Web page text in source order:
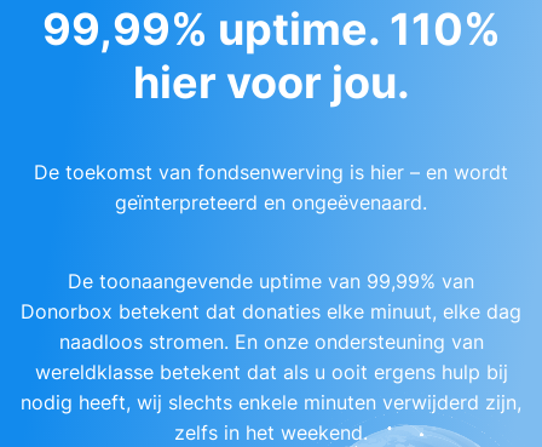
99,99% uptime. 110%
hier voor jou.
De toekomst van fondsenwerving is hier – en wordt
geïnterpreteerd en ongeëvenaard.
De toonaangevende uptime van 99,99% van
Donorbox betekent dat donaties elke minuut, elke dag
naadloos stromen. En onze ondersteuning van
wereldklasse betekent dat als u ooit ergens hulp bij
nodig heeft, wij slechts enkele minuten verwijderd zijn,
zelfs in het weekend.